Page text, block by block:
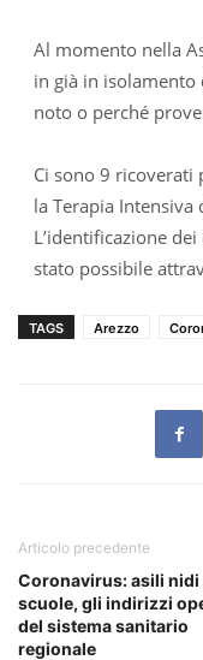
Al momento nella
in già in
noto o perché
Ci sono 9 ricoverati
la Terapia Intensiva
L’identificazione
stato possibile
TAGS Arezzo
Articolo precedente
Coronavirus: asili nidi
scuole, gli indirizzi
del sistema sanitario
regionale